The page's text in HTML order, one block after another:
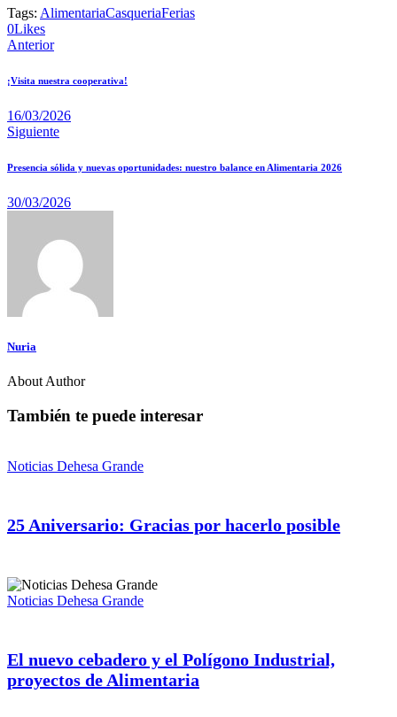
Tags: AlimentariaCasqueriaFerias
0Likes
Anterior
¡Visita nuestra cooperativa!
16/03/2026
Siguiente
Presencia sólida y nuevas oportunidades: nuestro balance en Alimentaria 2026
30/03/2026
Nuria
About Author
También te puede interesar
Noticias Dehesa Grande
25 Aniversario: Gracias por hacerlo posible
Noticias Dehesa Grande
El nuevo cebadero y el Polígono Industrial,
proyectos de Alimentaria